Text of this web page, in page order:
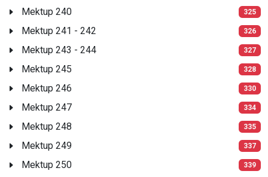
Mektup 240 325
Mektup 241 - 242 326
Mektup 243 - 244 327
Mektup 245 328
Mektup 246 330
Mektup 247 334
Mektup 248 335
Mektup 249 337
Mektup 250 339